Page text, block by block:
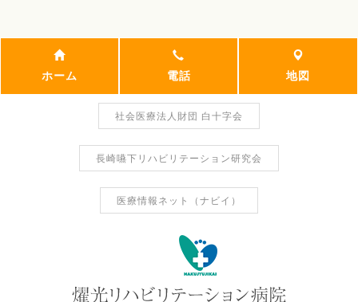
ホーム 電話 地図
社会医療法人財団 白十字会
長崎嚥下リハビリテーション研究会
医療情報ネット（ナビイ）